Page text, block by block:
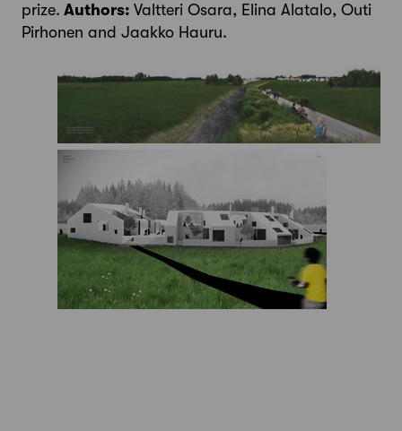
prize. Authors: Valtteri Osara, Elina Alatalo, Outi
Pirhonen and Jaakko Hauru.